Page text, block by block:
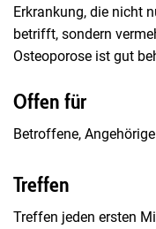
Erkrankung, die nicht
betrifft, sondern
Osteoporose ist gut
Offen für
Betroffene,
Treffen
Treffen jeden ersten